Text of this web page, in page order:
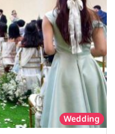
Wedding